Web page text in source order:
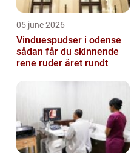
05 june 2026
Vinduespudser i odense
sådan får du skinnende
rene ruder året rundt